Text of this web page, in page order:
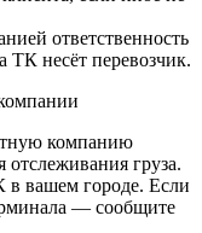
ответственность
ТК несёт перевозчик.
компанию
груза.
в вашем городе. Если
— сообщите